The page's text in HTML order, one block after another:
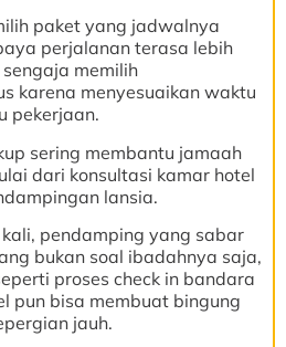
paket yang jadwalnya
perjalanan terasa lebih
memilih
karena menyesuaikan waktu
pekerjaan.
sering membantu jamaah
dari konsultasi kamar hotel
lansia.
pendamping yang sabar
bukan soal ibadahnya saja,
proses check in bandara
pun bisa membuat bingung
jauh.